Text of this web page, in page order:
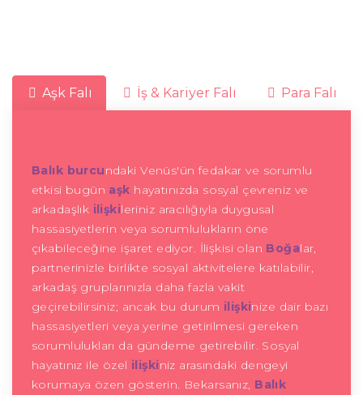
Aşk Falı İş & Kariyer Falı Para Falı
Balık burcundaki Venüs'ün fedakar ve sorumlu
etkisi bugün aşk hayatınızda sosyal çevreniz ve
arkadaşlık ilişkileriniz aracılığıyla duygusal
hassasiyetlerin veya sorumlulukların öne
çıkabileceğine işaret ediyor. İlişkisi olan Boğalar,
partnerinizle birlikte sosyal aktivitelere katılabilir,
arkadaş gruplarınızla daha fazla vakit
geçirebilirsiniz; ancak bu durum ilişkinize dair bazı
hassasiyetleri veya yerine getirilmesi gereken
sorumlulukları da gündeme getirebilir. Sosyal
hayatınız ile özel ilişkiniz arasındaki dengeyi
korumaya özen gösterin. Bekarsanız, Balık